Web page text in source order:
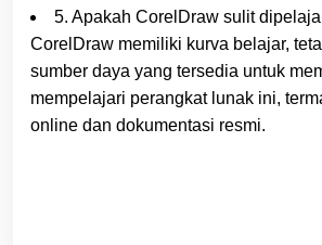
5. Apakah CorelDraw sulit
CorelDraw memiliki kurva belajar,
sumber daya yang tersedia untuk
mempelajari perangkat lunak ini,
online dan dokumentasi resmi.